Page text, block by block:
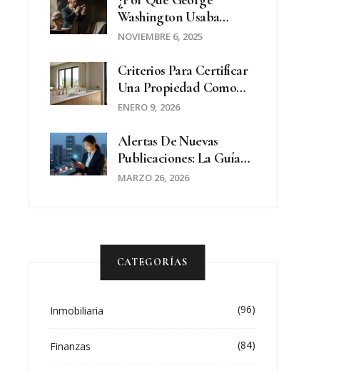
Washington Usaba
Peluca? La Verdad
La Revolución
NOVIEMBRE 6, 2025
Criterios Para Certificar
Una Propiedad Como
'premium' En El
De Lujo
ENERO 9, 2026
Alertas De Nuevas
Publicaciones: La Guía
Definitiva Para
MARZO 26, 2026
CATEGORÍAS
Inmobiliaria (96)
Finanzas (84)